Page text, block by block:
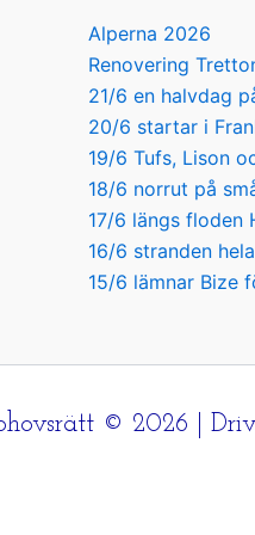
Alperna 2026
Renovering
21/6 en halvdag
20/6 startar i
19/6 Tufs, Lison
18/6 norrut på
17/6 längs floden
16/6 stranden
15/6 lämnar Bize
© 2026 |